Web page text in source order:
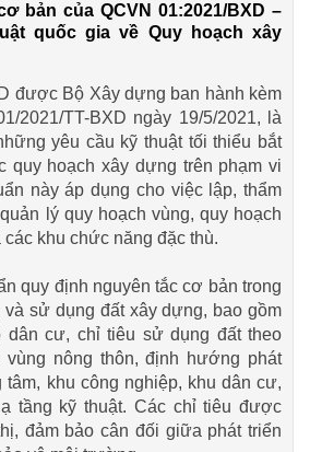
bản của QCVN 01:2021/BXD –
quốc gia về Quy hoạch xây
được Bộ Xây dựng ban hành kèm
2021/TT-BXD ngày 19/5/2021, là
yêu cầu kỹ thuật tối thiểu bắt
quy hoạch xây dựng trên phạm vi
này áp dụng cho việc lập, thẩm
lý quy hoạch vùng, quy hoạch
khu chức năng đặc thù.
quy định nguyên tắc cơ bản trong
sử dụng đất xây dựng, bao gồm
dân cư, chỉ tiêu sử dụng đất theo
nông thôn, định hướng phát
tâm, khu công nghiệp, khu dân cư,
tầng kỹ thuật. Các chỉ tiêu được
đảm bảo cân đối giữa phát triển